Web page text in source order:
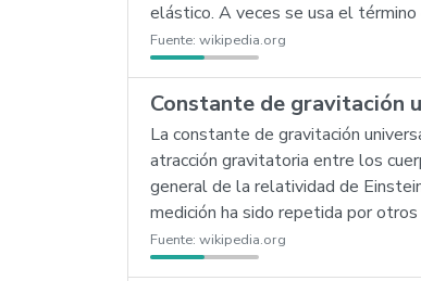
elástico. A veces se usa el
Fuente: wikipedia.org
Constante de gravitación
La constante de gravitación
atracción gravitatoria entre los
general de la relatividad de
medición ha sido repetida por
Fuente: wikipedia.org